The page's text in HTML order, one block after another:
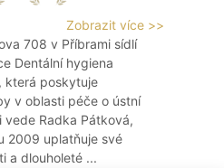
Zobrazit více >>
708 v Příbrami sídlí
Dentální hygiena
která poskytuje
v oblasti péče o ústní
vede Radka Pátková,
2009 uplatňuje své
a dlouholeté ...